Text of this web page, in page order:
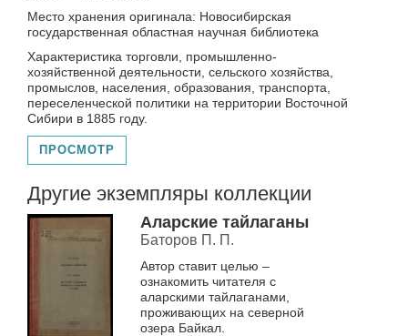
Место хранения оригинала: Новосибирская
государственная областная научная библиотека
Характеристика торговли, промышленно-
хозяйственной деятельности, сельского хозяйства,
промыслов, населения, образования, транспорта,
переселенческой политики на территории Восточной
Сибири в 1885 году.
ПРОСМОТР
Другие экземпляры коллекции
Аларские тайлаганы
Баторов П. П.
Автор ставит целью –
ознакомить читателя с
аларскими тайлаганами,
проживающих на северной
озера Байкал.